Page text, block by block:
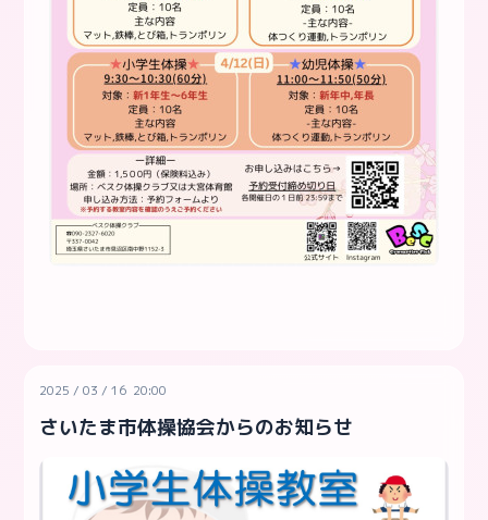
2025 /03 /16 20:00
さいたま市体操協会からのお知らせ